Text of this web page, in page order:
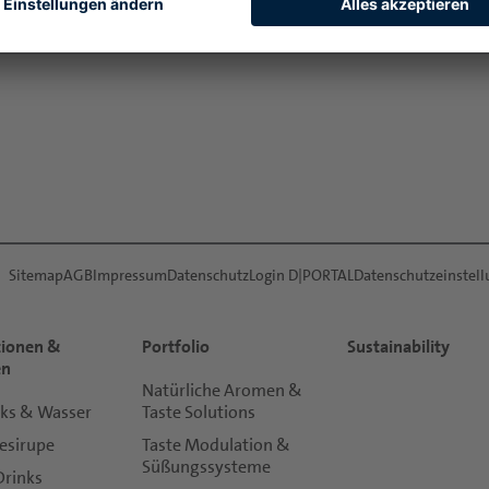
Extrakten bringt Döhler die afrikanischen
SitemapAGBImpressumDatenschutzLogin D|PORTAL
&
& Wasser
Portfolio
Natürliche Aromen &
Taste Solutions
Taste Modulation &
Süßungssysteme
Sustainability